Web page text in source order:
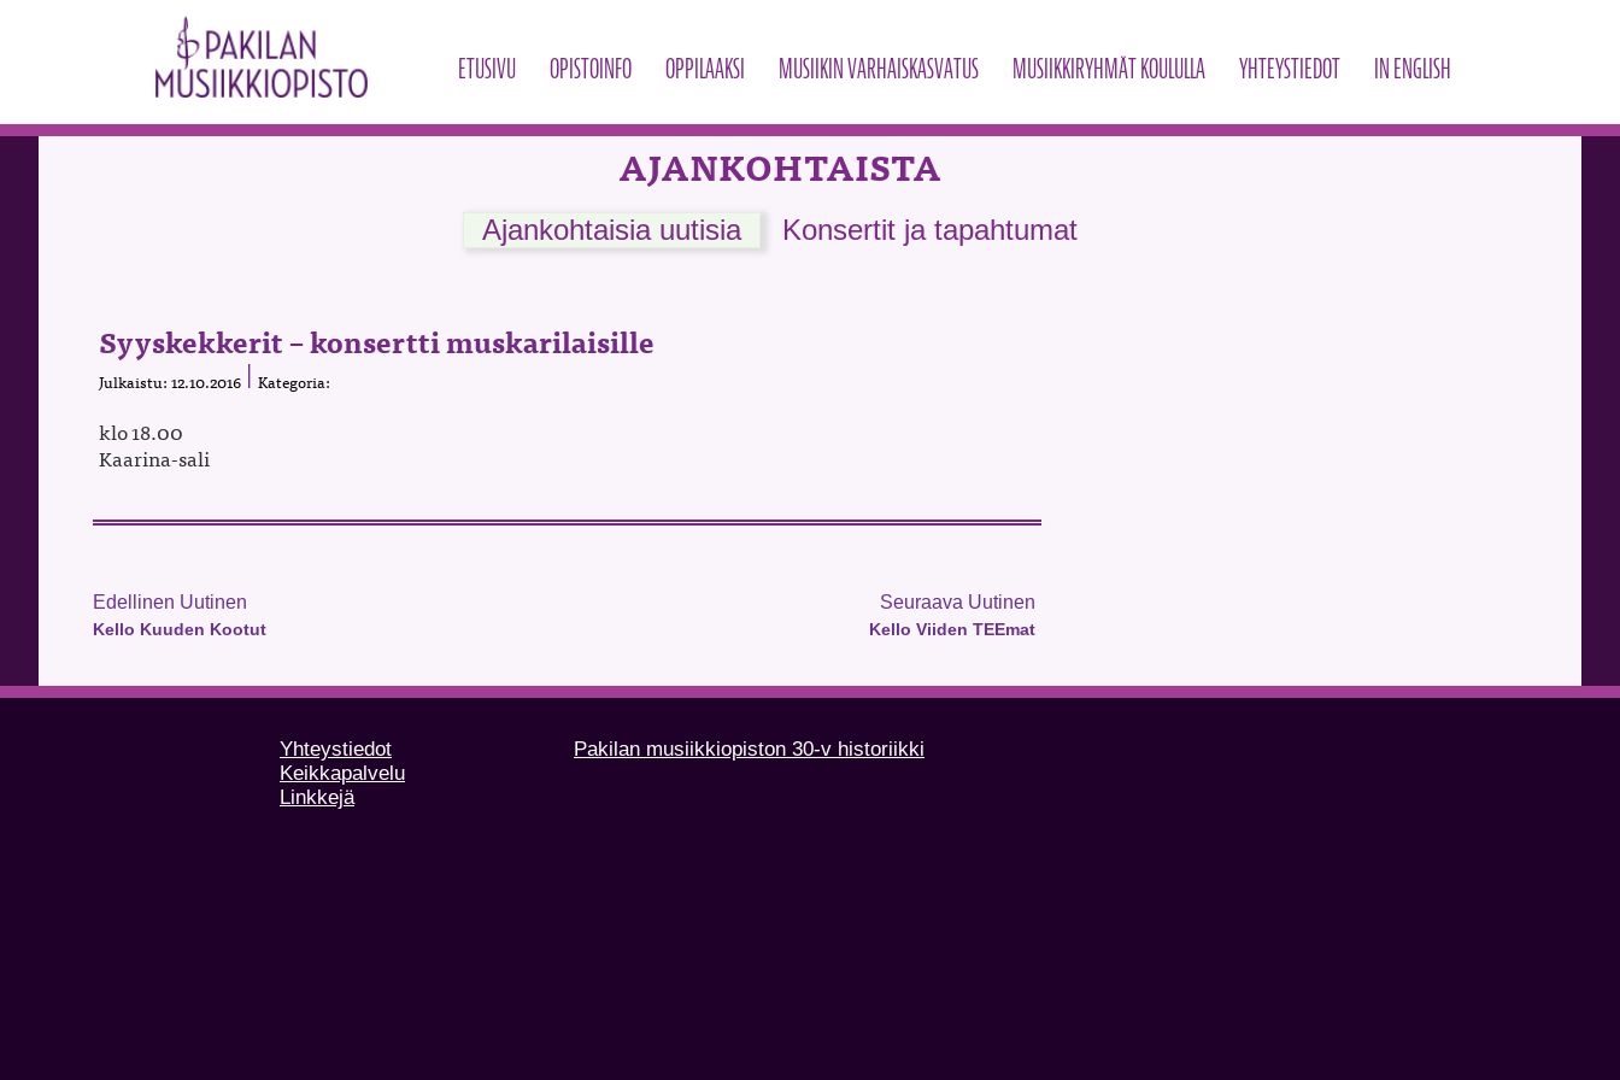
ETUSIVU OPISTOINFO OPPILAAKSI MUSIIKIN VARHAISKASVATUS MUSIIKKIRYHMÄT KOULULLA YHTEYSTIEDOT IN ENGLISH
AJANKOHTAISTA
Ajankohtaisia uutisia Konsertit ja tapahtumat
Syyskekkerit – konsertti muskarilaisille
Julkaistu: 12.10.2016 Kategoria:
klo 18.00
Kaarina-sali
Edellinen Uutinen
Kello Kuuden Kootut
Seuraava Uutinen
Kello Viiden TEEmat
Yhteystiedot
Keikkapalvelu
Linkkejä
Pakilan musiikkiopiston 30-v historiikki